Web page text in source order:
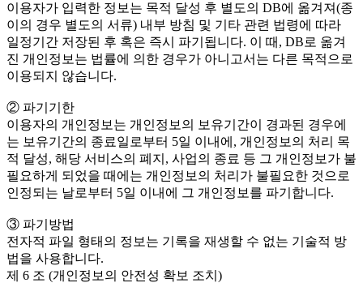
이용자가 입력한 정보는 목적 달성 후 별도의 DB에 옮겨져(종
이의 경우 별도의 서류) 내부 방침 및 기타 관련 법령에 따라
일정기간 저장된 후 혹은 즉시 파기됩니다. 이 때, DB로 옮겨
진 개인정보는 법률에 의한 경우가 아니고서는 다른 목적으로
이용되지 않습니다.
② 파기기한
이용자의 개인정보는 개인정보의 보유기간이 경과된 경우에
는 보유기간의 종료일로부터 5일 이내에, 개인정보의 처리 목
적 달성, 해당 서비스의 폐지, 사업의 종료 등 그 개인정보가 불
필요하게 되었을 때에는 개인정보의 처리가 불필요한 것으로
인정되는 날로부터 5일 이내에 그 개인정보를 파기합니다.
③ 파기방법
전자적 파일 형태의 정보는 기록을 재생할 수 없는 기술적 방
법을 사용합니다.
제 6 조 (개인정보의 안전성 확보 조치)